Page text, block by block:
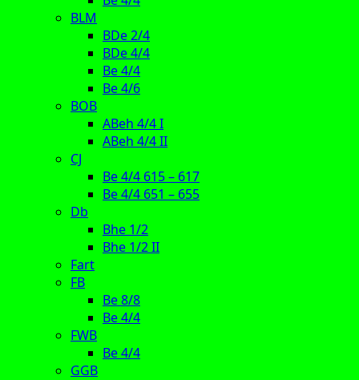
BLM
BDe 2/4
BDe 4/4
Be 4/4
Be 4/6
BOB
ABeh 4/4 I
ABeh 4/4 II
CJ
Be 4/4 615 – 617
Be 4/4 651 – 655
Db
Bhe 1/2
Bhe 1/2 II
Fart
FB
Be 8/8
Be 4/4
FWB
Be 4/4
GGB